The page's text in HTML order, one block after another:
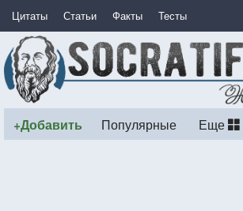
Цитаты Статьи Факты Тесты
+Добавить Популярные Еще